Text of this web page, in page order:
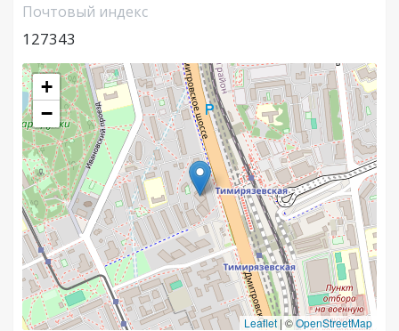
Почтовый индекс
127343
+
−
Leaflet | ©OpenStreetMap